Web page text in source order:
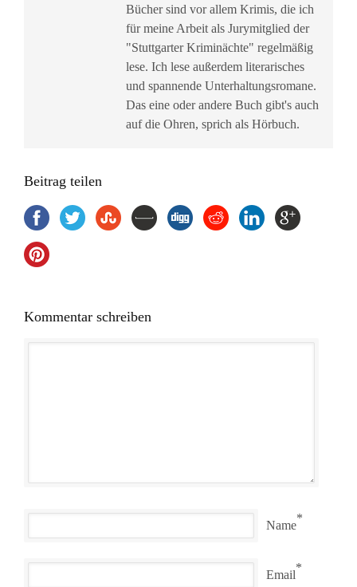
Bücher sind vor allem Krimis, die ich
für meine Arbeit als Jurymitglied der
"Stuttgarter Kriminächte" regelmäßig
lese. Ich lese außerdem literarisches
und spannende Unterhaltungsromane.
Das eine oder andere Buch gibt's auch
auf die Ohren, sprich als Hörbuch.
Beitrag teilen
Kommentar schreiben
Name
*
Email
*